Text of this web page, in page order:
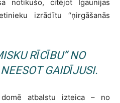
notikušo, citējot Igaunijas
izrādītu “ņirgāšanās
RĪCĪBU” NO
GAIDĪJUSI.
atbalstu izteica – no